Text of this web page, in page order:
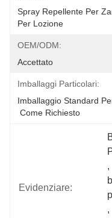
Spray Repellente Per
Per Lozione
OEM/ODM:
Accettato
Imballaggi Particolari:
Imballaggio Standard
Come Richiesto
Evidenziare:
,
,